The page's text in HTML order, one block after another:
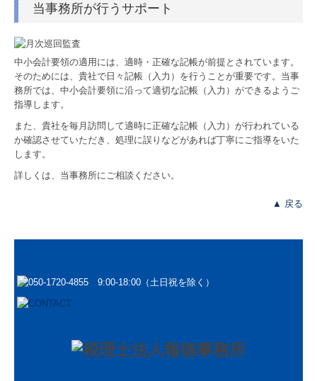
当事務所が行うサポート
中小会計要領の適用には、適時・正確な記帳が前提とされています。
そのためには、貴社で日々記帳（入力）を行うことが重要です。当事
務所では、中小会計要領に沿って適切な記帳（入力）ができるようご
指導します。
また、貴社を毎月訪問して適時に正確な記帳（入力）が行われている
か確認させていただき、処理に誤りなどがあれば丁寧にご指導をいた
します。
詳しくは、当事務所にご相談ください。
▲ 戻る